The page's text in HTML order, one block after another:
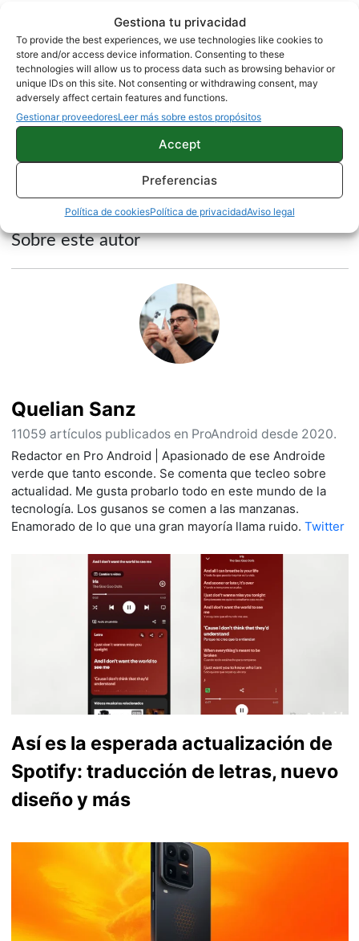
Gestiona tu privacidad
To provide the best experiences, we use technologies like cookies to
store and/or access device information. Consenting to these
technologies will allow us to process data such as browsing behavior or
unique IDs on this site. Not consenting or withdrawing consent, may
adversely affect certain features and functions.
Gestionar proveedoresLeer más sobre estos propósitos
Accept
Preferencias
Política de cookiesPolítica de privacidadAviso legal
Estos son todos los detalles del Blackview S8
poco antes de su presentación
NOTICIAS
Sobre este autor
Quelian Sanz
11059 artículos publicados en ProAndroid desde 2020.
Redactor en Pro Android | Apasionado de ese Androide
verde que tanto esconde. Se comenta que tecleo sobre
actualidad. Me gusta probarlo todo en este mundo de la
tecnología. Los gusanos se comen a las manzanas.
Enamorado de lo que una gran mayoría llama ruido. Twitter
Así es la esperada actualización de
Spotify: traducción de letras, nuevo
diseño y más